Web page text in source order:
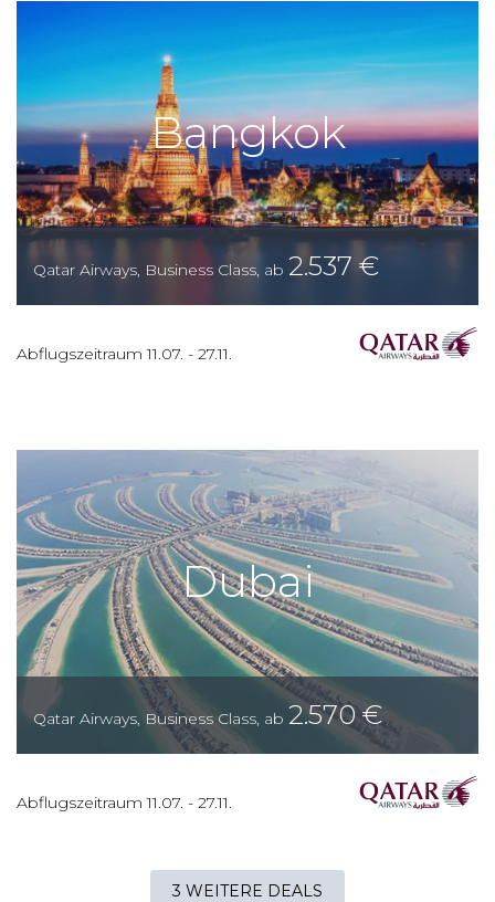
Bangkok
Qatar Airways, Business Class, ab 2.537 €
Abflugszeitraum11.07. - 27.11.
Dubai
Qatar Airways, Business Class, ab 2.570€
Abflugszeitraum11.07. - 27.11.
3 WEITERE DEALS